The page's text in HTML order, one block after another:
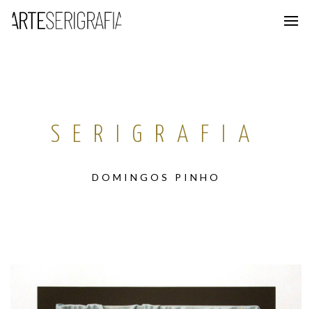
SERIGRAFIA
DOMINGOS PINHO